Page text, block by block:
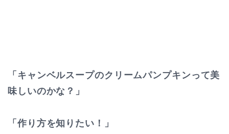
「キャンベルスープのクリームパンプキンって美
味しいのかな？」
「作り方を知りたい！」